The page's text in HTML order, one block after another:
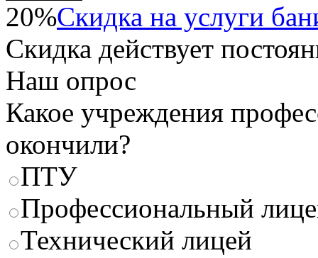
20%Скидка на услуги
Скидка действует
Наш опрос
Какое учреждения
окончили?
ПТУ
Профессиональный
Технический лицей